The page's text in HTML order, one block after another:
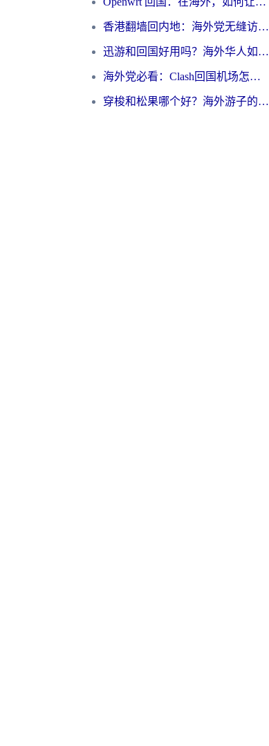
香港翻墙回内地：海外党无缝访问国内资源的加速器选择全攻略
迅游和回国好用吗？海外华人如何选择靠谱的回国加速器
海外党必看：Clash回国机场怎么选？一篇搞定无缝访问国内资源的全攻略
穿梭和松果哪个好？海外游子的数字归乡路，到底该怎么选